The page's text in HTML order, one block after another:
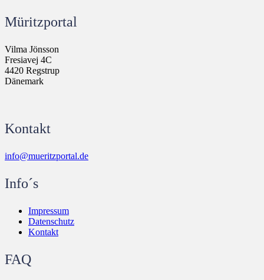
Müritzportal
Vilma Jönsson
Fresiavej 4C
4420 Regstrup
Dänemark
Kontakt
info@mueritzportal.de
Info´s
Impressum
Datenschutz
Kontakt
FAQ